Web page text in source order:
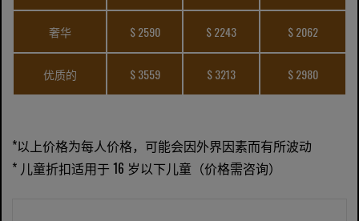
奢华 $ 2590 $ 2243 $ 2062
优质的 $ 3559 $ 3213 $ 2980
*以上价格为每人价格，可能会因外界因素而有所波动
* 儿童折扣适用于 16 岁以下儿童（价格需咨询）